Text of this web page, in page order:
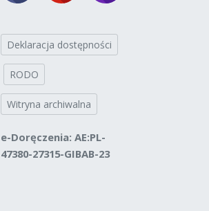
Deklaracja dostępności
RODO
Witryna archiwalna
e-Doręczenia: AE:PL-
47380-27315-GIBAB-23